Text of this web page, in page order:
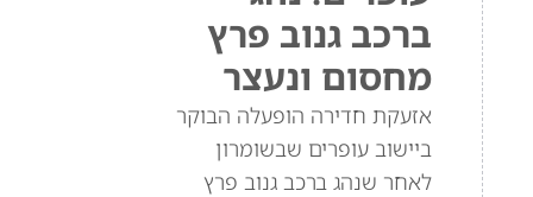
ברכב גנוב פרץ
מחסום ונעצר
אזעקת חדירה הופעלה הבוקר
ביישוב עופרים שבשומרון
לאחר שנהג ברכב גנוב פרץ